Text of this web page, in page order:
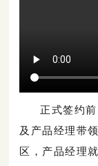
正式签约
及产品经理带
区， 产品经理